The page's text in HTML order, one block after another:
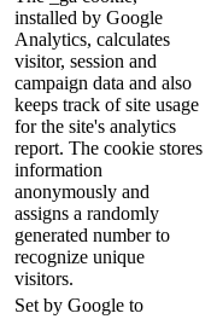
installed by Google
Analytics, calculates
visitor, session and
campaign data and also
keeps track of site usage
for the site's analytics
report. The cookie stores
information
anonymously and
assigns a randomly
generated number to
recognize unique
visitors.
Set by Google to